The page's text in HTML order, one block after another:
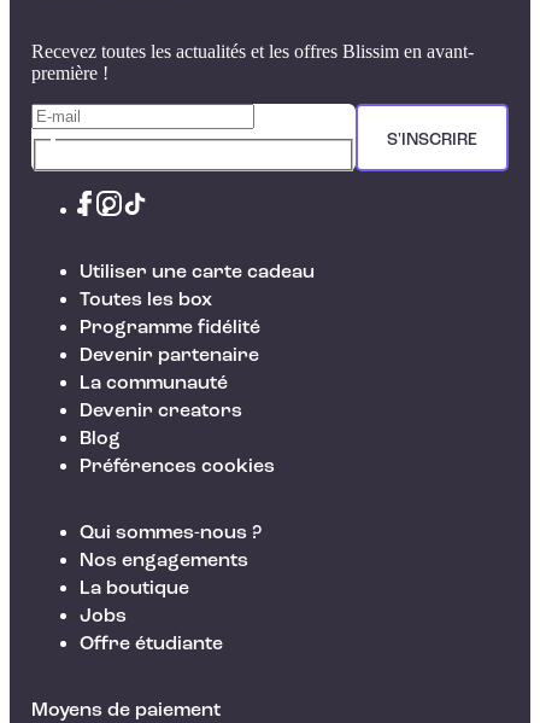
Recevez toutes les actualités et les offres Blissim en avant-
première !
S'INSCRIRE
Utiliser une carte cadeau
Toutes les box
Programme fidélité
Devenir partenaire
La communauté
Devenir creators
Blog
Préférences cookies
Qui sommes-nous ?
Nos engagements
La boutique
Jobs
Offre étudiante
Moyens de paiement